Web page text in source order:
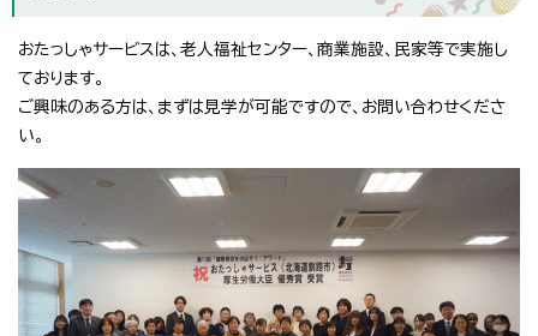
おたっしゃサービスは、老人福祉センター、商業施設、民家等で実施し
ております。
ご興味のある方は、まずは見学が可能ですので、お問い合わせくださ
い。